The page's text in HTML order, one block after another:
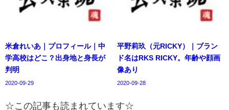
米倉れいあ｜プロフィール｜中
学高校はどこ？出身地と身長が
判明
2020-09-29
平野莉玖（元RICKY）｜ブラン
ド名はRKS RICKY。年齢や顔画
像あり
2020-09-28
☆この記事も読まれています☆